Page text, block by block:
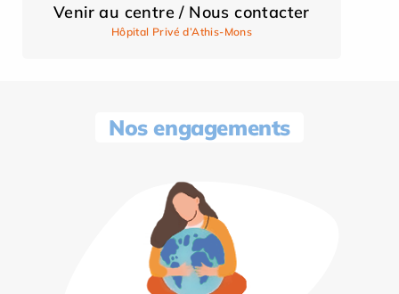
Venir au centre / Nous contacter
Hôpital Privé d’Athis-Mons
Nos engagements